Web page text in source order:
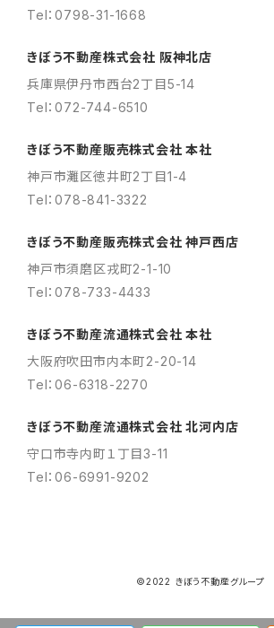
Tel：0798-31-1668
きぼう不動産株式会社 阪神北店
兵庫県伊丹市西台2丁目5-14
Tel：072-744-6510
きぼう不動産販売株式会社 本社
神戸市灘区徳井町2丁目1-4
Tel：078-841-3322
きぼう不動産販売株式会社 神戸西店
神戸市須磨区戎町2-1-10
Tel：078-733-4433
きぼう不動産流通株式会社 本社
大阪府吹田市内本町2-20-14
Tel：06-6318-2270
きぼう不動産流通株式会社 北河内店
守口市寺内町１丁目3-11
Tel：06-6991-9202
©2022 きぼう不動産グループ